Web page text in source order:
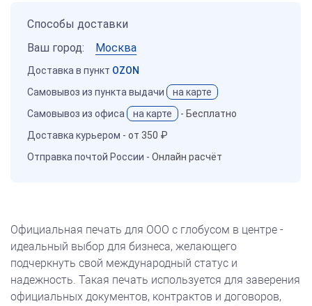
Способы доставки
Ваш город:
Москва
Доставка в пункт OZON
Самовывоз из пункта выдачи
на карте
Самовывоз из офиса
на карте - Бесплатно
Доставка курьером - от 350 ₽
Отправка почтой России - Онлайн расчёт
Официальная печать для ООО с глобусом в центре -
идеальный выбор для бизнеса, желающего
подчеркнуть свой международный статус и
надежность. Такая печать используется для заверения
официальных документов, контрактов и договоров,